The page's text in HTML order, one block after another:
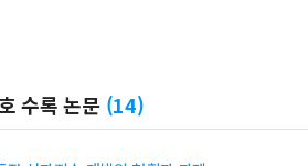
수록 논문 (14)